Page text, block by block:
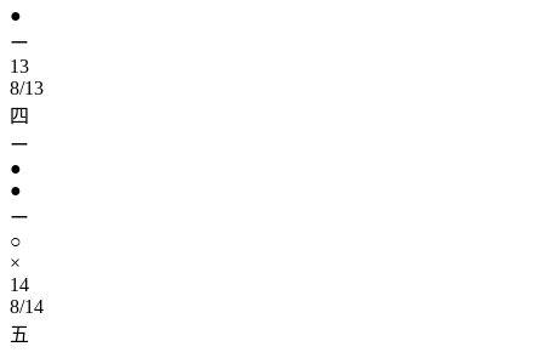
●
ー
13
8/13
四
ー
●
●
ー
○
×
14
8/14
五